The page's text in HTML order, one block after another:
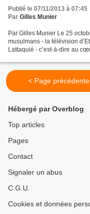
Publié le 07/11/2013 à 07:45
Par Gilles Munier
Par Gilles Munier Le 25
musulmans - la télévision
Lattaquié - c’est-à-dire au
< Page précédente
Hébergé par Overblog
Top articles
Pages
Contact
Signaler un abus
C.G.U.
Cookies et données